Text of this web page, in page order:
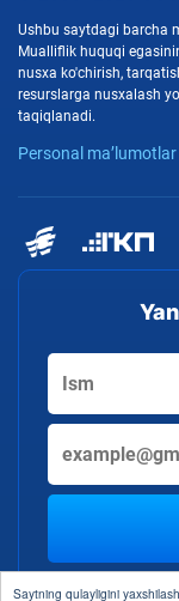
Saytning qulayligini
Ushbu saytdagi barcha
Mualliflik huquqi
nusxa ko'chirish,
resurslarga nusxalash
taqiqlanadi.
Personal